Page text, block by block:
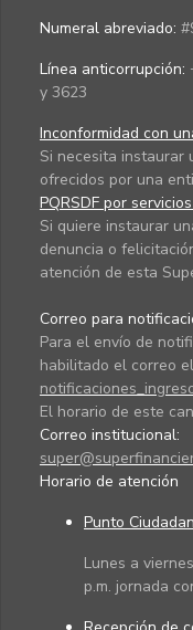
Numeral abreviado:
Línea anticorrupción:
y 3623
Inconformidad con
Si necesita instaurar
ofrecidos por una
PQRSDF por
Si quiere instaurar
denuncia o
atención de esta
Correo para
Para el envío de
habilitado el correo
El horario de este
Correo institucional:
Horario de atención
Punto
Lunes a
p.m. jornada